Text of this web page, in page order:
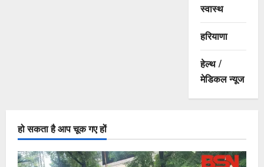
स्वास्थ
हरियाणा
हेल्थ /
मेडिकल न्यूज
हो सकता है आप चूक गए हों